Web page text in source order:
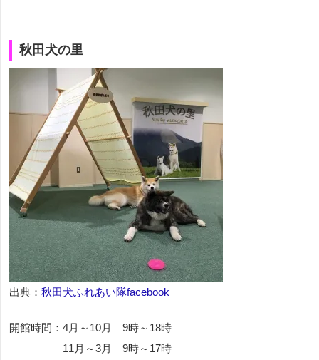
秋田犬の里
出典： 秋田犬ふれあい隊facebook
開館時間：4月～10月 9時～18時
11月～3月 9時～17時